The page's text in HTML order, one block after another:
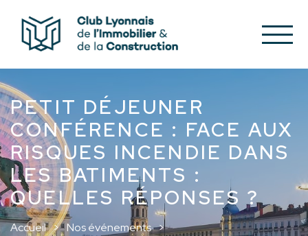
PETIT DÉJEUNER
CONFÉRENCE : FACE AUX
RISQUES INCENDIE DANS
LES BATIMENTS :
QUELLES RÉPONSES ?
Accueil
Nos événements